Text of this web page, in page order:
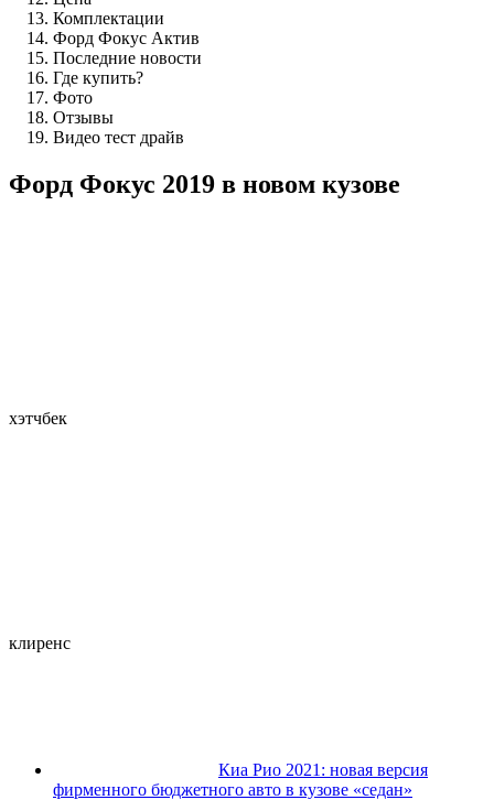
Комплектации
Форд Фокус Актив
Последние новости
Где купить?
Фото
Отзывы
Видео тест драйв
Форд Фокус 2019 в новом кузове
хэтчбек
клиренс
Киа Рио 2021: новая версия
фирменного бюджетного авто в кузове «седан»